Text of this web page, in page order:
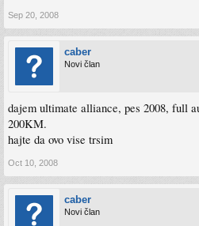
Sep 20, 2008
caber
Novi član
dajem ultimate alliance, pes 2008, full
200KM.
hajte da ovo vise trsim
Oct 10, 2008
caber
Novi član